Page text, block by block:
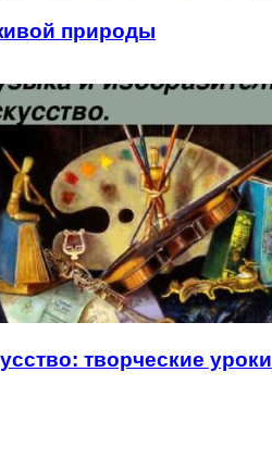
природы
творческие уроки